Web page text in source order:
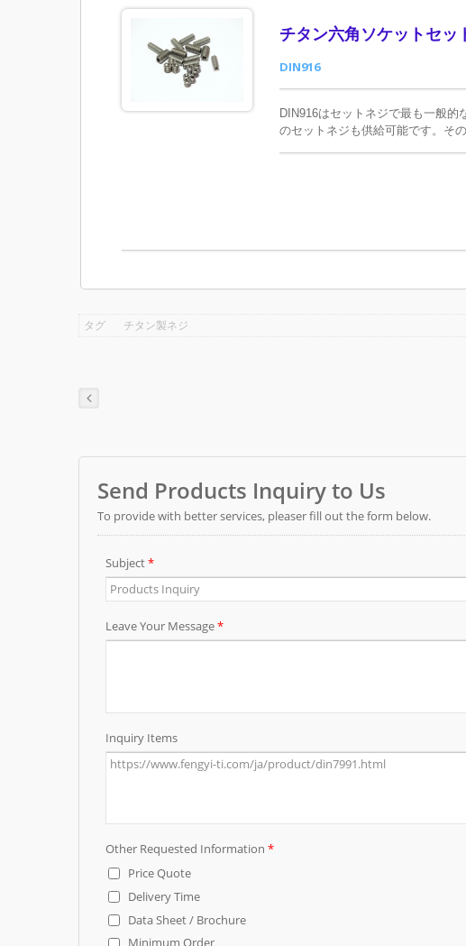
チタン六角ソケットセ
DIN916
DIN916はセットネジで最も一般的
のセットネジも供給可能です。そ
タグ チタン製ネジ